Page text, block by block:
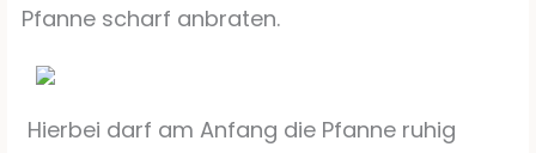
Pfanne scharf anbraten.
Hierbei darf am Anfang die Pfanne ruhig